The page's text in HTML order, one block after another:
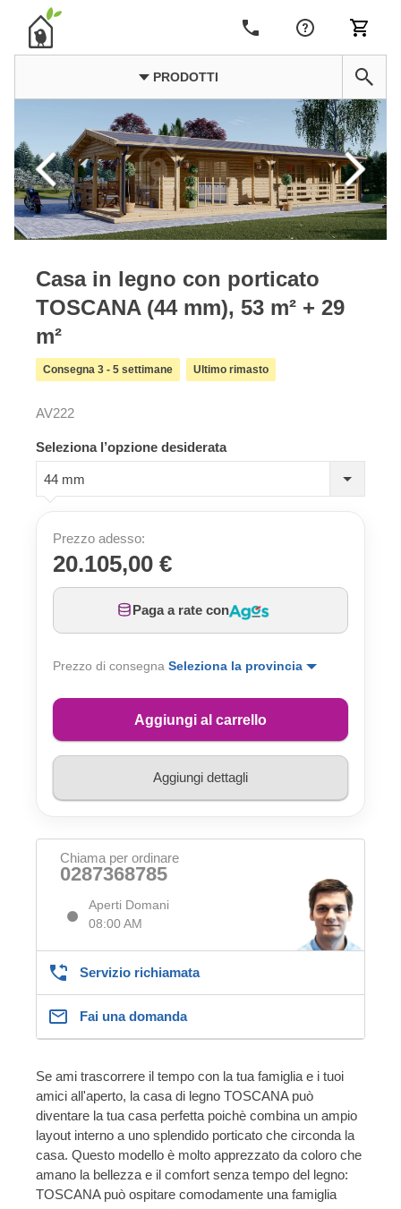
PRODOTTI
Casa in legno con porticato
TOSCANA (44 mm), 53 m² + 29
m²
Consegna 3 - 5 settimane Ultimo rimasto
AV222
Seleziona l’opzione desiderata
44 mm
Prezzo adesso:
20.105,00 €
Paga a rate con
Prezzo di consegna Seleziona la provincia
Aggiungi al carrello
Aggiungi dettagli
Chiama per ordinare
0287368785
Aperti Domani
08:00 AM
Servizio richiamata
Fai una domanda
Se ami trascorrere il tempo con la tua famiglia e i tuoi
amici all'aperto, la casa di legno TOSCANA può
diventare la tua casa perfetta poichè combina un ampio
layout interno a uno splendido porticato che circonda la
casa. Questo modello è molto apprezzato da coloro che
amano la bellezza e il comfort senza tempo del legno:
TOSCANA può ospitare comodamente una famiglia